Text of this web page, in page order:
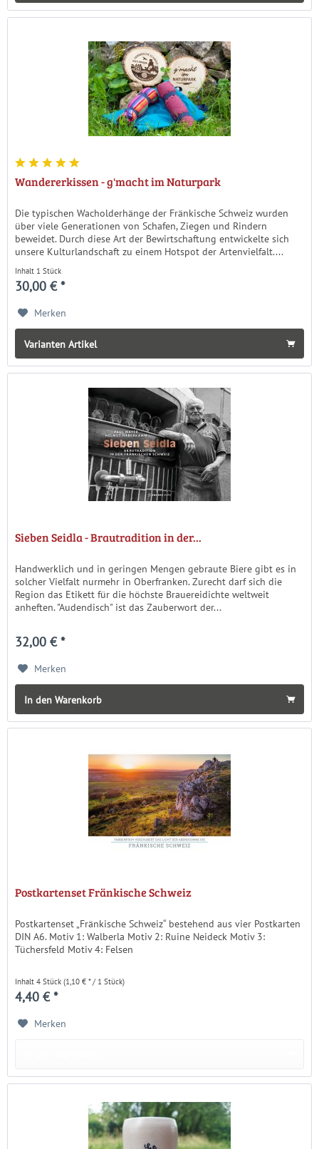
Wandererkissen - g'macht im Naturpark
Die typischen Wacholderhänge der Fränkische Schweiz wurden
über viele Generationen von Schafen, Ziegen und Rindern
beweidet. Durch diese Art der Bewirtschaftung entwickelte sich
unsere Kulturlandschaft zu einem Hotspot der Artenvielfalt....
Inhalt 1 Stück
30,00 € *
Merken
Varianten Artikel
Sieben Seidla - Brautradition in der...
Handwerklich und in geringen Mengen gebraute Biere gibt es in
solcher Vielfalt nurmehr in Oberfranken. Zurecht darf sich die
Region das Etikett für die höchste Brauereidichte weltweit
anheften. "Audendisch" ist das Zauberwort der...
32,00 € *
Merken
In den Warenkorb
Postkartenset Fränkische Schweiz
Postkartenset „Fränkische Schweiz“ bestehend aus vier Postkarten
DIN A6. Motiv 1: Walberla Motiv 2: Ruine Neideck Motiv 3:
Tüchersfeld Motiv 4: Felsen
Inhalt4 Stück(1,10 € * / 1 Stück)
4,40 € *
Merken